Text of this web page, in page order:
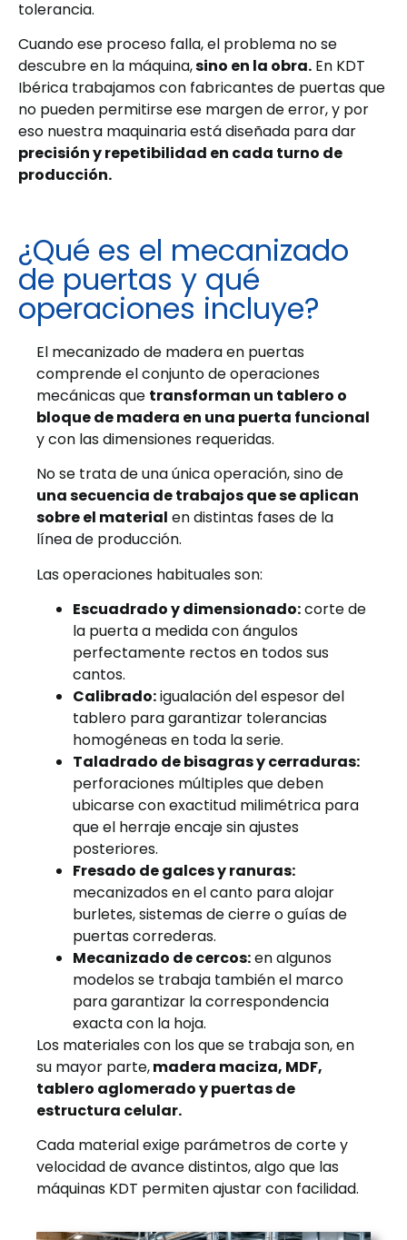
tolerancia.
Cuando ese proceso falla, el problema no se
descubre en la máquina,sino en la obra. En KDT
Ibérica trabajamos con fabricantes de puertas que
no pueden permitirse ese margen de error, y por
eso nuestra maquinaria está diseñada para dar
precisión y repetibilidad en cada turno de
producción.
¿Qué es el mecanizado
de puertas y qué
operaciones incluye?
El mecanizado de madera en puertas
comprende el conjunto de operaciones
mecánicas que transforman un tablero o
bloque de madera en una puerta funcional
y con las dimensiones requeridas.
No se trata de una única operación, sino de
una secuencia de trabajos que se aplican
sobre el material en distintas fases de la
línea de producción.
Las operaciones habituales son:
Escuadrado y dimensionado:corte de
la puerta a medida con ángulos
perfectamente rectos en todos sus
cantos.
Calibrado:igualación del espesor del
tablero para garantizar tolerancias
homogéneas en toda la serie.
Taladrado de bisagras y cerraduras:
perforaciones múltiples que deben
ubicarse con exactitud milimétrica para
que el herraje encaje sin ajustes
posteriores.
Fresado de galces y ranuras:
mecanizados en el canto para alojar
burletes, sistemas de cierre o guías de
puertas correderas.
Mecanizado de cercos:en algunos
modelos se trabaja también el marco
para garantizar la correspondencia
exacta con la hoja.
Los materiales con los que se trabaja son, en
su mayor parte,madera maciza, MDF,
tablero aglomerado y puertas de
estructura celular.
Cada material exige parámetros de corte y
velocidad de avance distintos, algo que las
máquinas KDT permiten ajustar con facilidad.